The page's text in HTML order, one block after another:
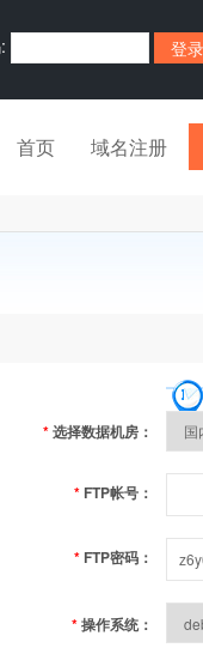
首页 域名注册
*选择数据机房：
* FTP帐号：
* FTP密码：
*操作系统：